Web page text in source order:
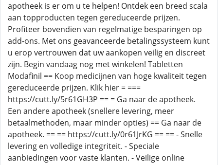
apotheek is er om u te helpen! Ontdek een breed scala
aan topproducten tegen gereduceerde prijzen.
Profiteer bovendien van regelmatige besparingen op
add-ons. Met ons geavanceerde betalingssysteem kunt
u erop vertrouwen dat uw aankopen veilig en discreet
zijn. Begin vandaag nog met winkelen! Tabletten
Modafinil == Koop medicijnen van hoge kwaliteit tegen
gereduceerde prijzen. Klik hier = ===
https://cutt.ly/5r61GH3P == = Ga naar de apotheek.
Een andere apotheek (snellere levering, meer
betaalmethoden, maar minder opties) == Ga naar de
apotheek. == == https://cutt.ly/0r61JrKG == == - Snelle
levering en volledige integriteit. - Speciale
aanbiedingen voor vaste klanten. - Veilige online